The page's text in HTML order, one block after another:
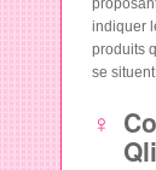
indiquer
produits
se